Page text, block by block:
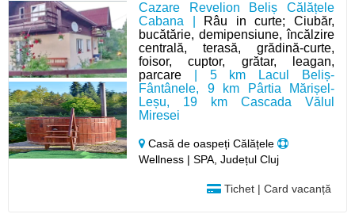
Cazare Revelion Beliș Călățele
Cabana |
Râu in curte; Ciubăr,
bucătărie, demipensiune, încălzire
centrală, terasă, grădină-curte,
foisor, cuptor, grătar, leagan,
parcare | 5 km Lacul Beliș-
Fântânele, 9 km Pârtia Mărișel-
Leșu, 19 km Cascada Vălul
Miresei
Casă de oaspeți Călățele
Wellness | SPA, Județul Cluj
Tichet | Card vacanță